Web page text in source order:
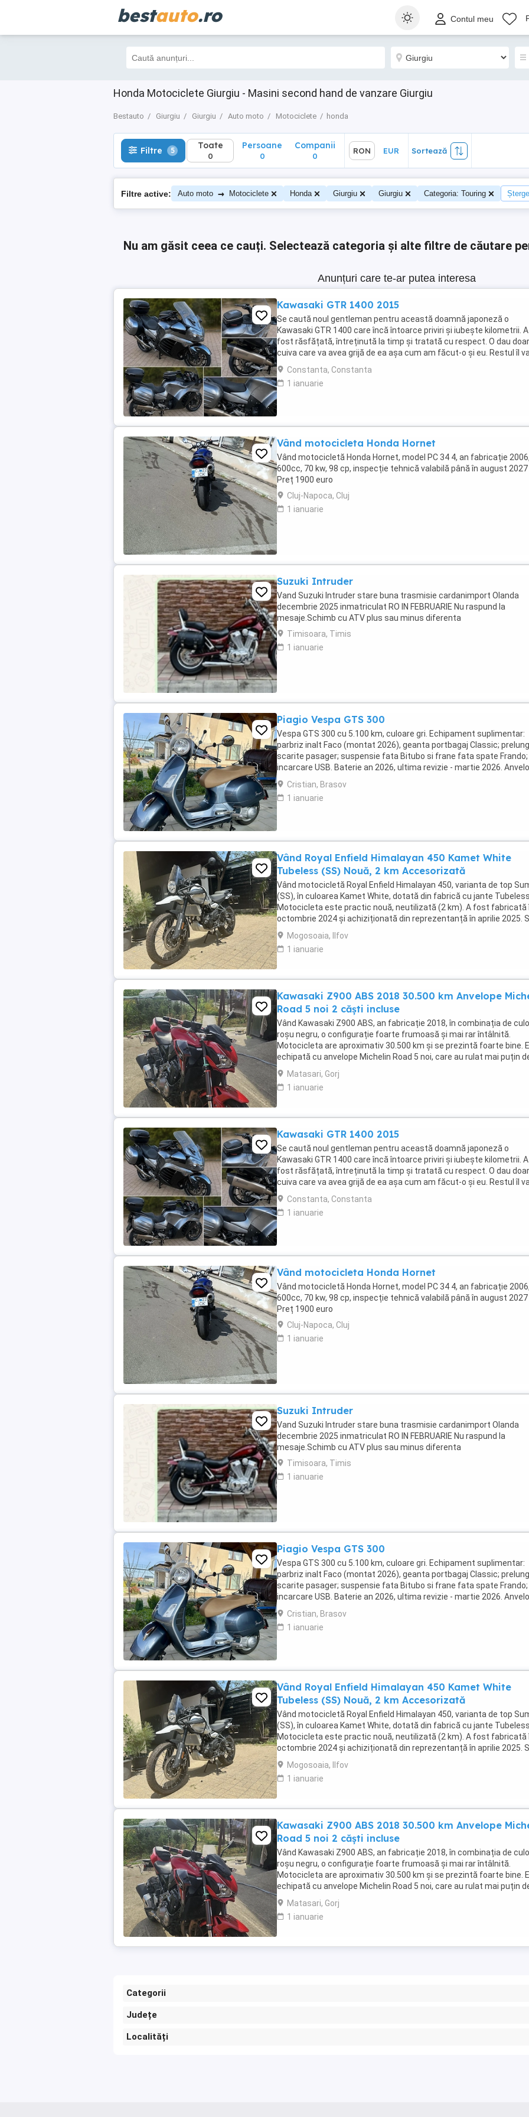
bestauto.ro Contul meu
Honda Motociclete Giurgiu - Masini second hand de vanzare Giurgiu
Bestauto Giurgiu Giurgiu Auto moto Motociclete honda
Filtre 5 Toate
0
Sortează
Filtre 5 Toate
0
Persoane
0
Companii
0
RON EUR Sortează
Filtre active: Auto moto → Motociclete Honda Giurgiu Giurgiu Categoria: Touring
Nu am găsit ceea ce cauți. Selectează categoria și alte filtre de căutare
Anunțuri care te-ar putea interesa
Kawasaki GTR 1400 2015
Se caută noul gentleman pentru această doamnă japoneză o
Kawasaki GTR 1400 care încă întoarce priviri și iubește kilometrii. A
fost răsfățată, întreținută la timp și tratată cu respect. O dau doar
cuiva care va avea grijă de ea așa cum am făcut-o și eu. Restul îl
convinge ea la prima cheie. Vă ...
Constanta, Constanta
1 ianuarie
Vând motocicleta Honda Hornet
Vând motocicletă Honda Hornet, model PC 34 4, an fabricație
600cc, 70 kw, 98 cp, inspecție tehnică valabilă până în august 2027
Preț 1900 euro
Cluj-Napoca, Cluj
1 ianuarie
Suzuki Intruder
Vand Suzuki Intruder stare buna trasmisie cardanimport Olanda
decembrie 2025 inmatriculat RO IN FEBRUARIE Nu raspund la
mesaje.Schimb cu ATV plus sau minus diferenta
Timisoara, Timis
1 ianuarie
Piagio Vespa GTS 300
Vespa GTS 300 cu 5.100 km, culoare gri. Echipament suplimentar:
parbriz inalt Faco (montat 2026), geanta portbagaj Classic;
scarite pasager; suspensie fata Bitubo si frane fata spate Frando;
incarcare USB. Baterie an 2026, ultima revizie - martie 2026.
2024. Itp valabil pana in ...
Cristian, Brasov
1 ianuarie
Vând Royal Enfield Himalayan 450 Kamet White
Tubeless (SS) Nouă, 2 km Accesorizată
Vând motocicletă Royal Enfield Himalayan 450, varianta de top
(SS), în culoarea Kamet White, dotată din fabrică cu jante
Motocicleta este practic nouă, neutilizată (2 km). A fost fabricată
octombrie 2024 și achiziționată din reprezentanță în aprilie 2025.
află în stare absolut ...
Mogosoaia, Ilfov
1 ianuarie
Kawasaki Z900 ABS 2018 30.500 km Anvelope
Road 5 noi 2 căști incluse
Vând Kawasaki Z900 ABS, an fabricație 2018, în combinația de
roșu negru, o configurație foarte frumoasă și mai rar întâlnită.
Motocicleta are aproximativ 30.500 km și se prezintă foarte bine.
echipată cu anvelope Michelin Road 5 noi, care au rulat mai puțin
100 km. RAR efectuat recent, ...
Matasari, Gorj
1 ianuarie
Kawasaki GTR 1400 2015
Se caută noul gentleman pentru această doamnă japoneză o
Kawasaki GTR 1400 care încă întoarce priviri și iubește kilometrii. A
fost răsfățată, întreținută la timp și tratată cu respect. O dau doar
cuiva care va avea grijă de ea așa cum am făcut-o și eu. Restul îl
convinge ea la prima cheie. Vă ...
Constanta, Constanta
1 ianuarie
Vând motocicleta Honda Hornet
Vând motocicletă Honda Hornet, model PC 34 4, an fabricație
600cc, 70 kw, 98 cp, inspecție tehnică valabilă până în august 2027
Preț 1900 euro
Cluj-Napoca, Cluj
1 ianuarie
Suzuki Intruder
Vand Suzuki Intruder stare buna trasmisie cardanimport Olanda
decembrie 2025 inmatriculat RO IN FEBRUARIE Nu raspund la
mesaje.Schimb cu ATV plus sau minus diferenta
Timisoara, Timis
1 ianuarie
Piagio Vespa GTS 300
Vespa GTS 300 cu 5.100 km, culoare gri. Echipament suplimentar:
parbriz inalt Faco (montat 2026), geanta portbagaj Classic;
scarite pasager; suspensie fata Bitubo si frane fata spate Frando;
incarcare USB. Baterie an 2026, ultima revizie - martie 2026.
2024. Itp valabil pana in ...
Cristian, Brasov
1 ianuarie
Vând Royal Enfield Himalayan 450 Kamet White
Tubeless (SS) Nouă, 2 km Accesorizată
Vând motocicletă Royal Enfield Himalayan 450, varianta de top
(SS), în culoarea Kamet White, dotată din fabrică cu jante
Motocicleta este practic nouă, neutilizată (2 km). A fost fabricată
octombrie 2024 și achiziționată din reprezentanță în aprilie 2025.
află în stare absolut ...
Mogosoaia, Ilfov
1 ianuarie
Kawasaki Z900 ABS 2018 30.500 km Anvelope
Road 5 noi 2 căști incluse
Vând Kawasaki Z900 ABS, an fabricație 2018, în combinația de
roșu negru, o configurație foarte frumoasă și mai rar întâlnită.
Motocicleta are aproximativ 30.500 km și se prezintă foarte bine.
echipată cu anvelope Michelin Road 5 noi, care au rulat mai puțin
100 km. RAR efectuat recent, ...
Matasari, Gorj
1 ianuarie
Categorii
Județe
Localități